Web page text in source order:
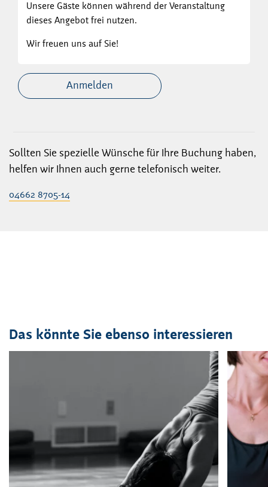
Unsere Gäste können während der Veranstaltung
dieses Angebot frei nutzen.
Wir freuen uns auf Sie!
Anmelden
Sollten Sie spezielle Wünsche für Ihre Buchung haben,
helfen wir Ihnen auch gerne telefonisch weiter.
04662 8705-14
Das könnte Sie ebenso interessieren
Veranstaltung1bis2von41sichtbar.